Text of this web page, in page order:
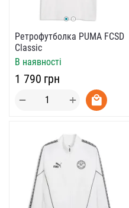
Ретрофутболка PUMA FCSD
Classic
В наявності
‍1 790‍ грн
+
−